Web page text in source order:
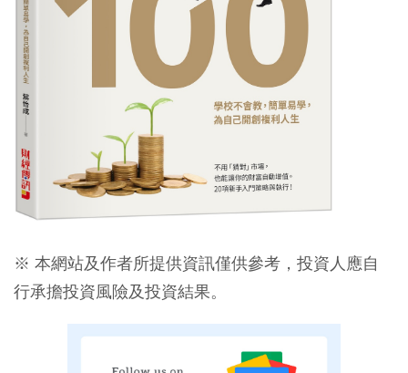
※ 本網站及作者所提供資訊僅供參考，投資人應自
行承擔投資風險及投資結果。